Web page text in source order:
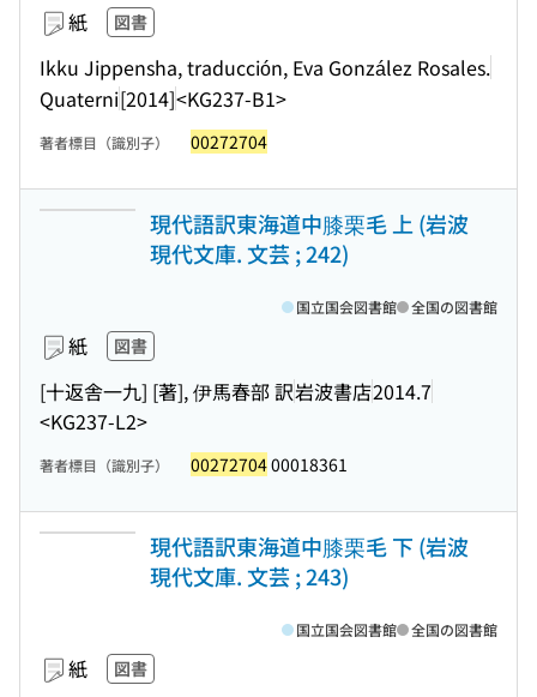
紙 図書
Ikku Jippensha, traducción, Eva González Rosales.
Quaterni[2014]<KG237-B1>
著者標目（識別子） 00272704
現代語訳東海道中膝栗毛 上 (岩波
現代文庫. 文芸 ; 242)
紙 図書
[十返舎一九] [著], 伊馬春部 訳岩波書店2014.7
<KG237-L2>
国立国会図書館 全国の図書館
著者標目（識別子） 0027270400018361
現代語訳東海道中膝栗毛 下 (岩波
現代文庫. 文芸 ; 243)
紙 図書
国立国会図書館 全国の図書館